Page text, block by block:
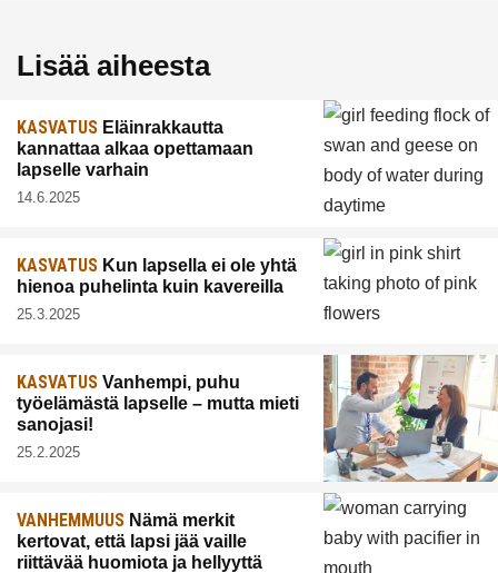
Lisää aiheesta
KASVATUS Eläinrakkautta
kannattaa alkaa opettamaan
lapselle varhain
14.6.2025
KASVATUS Kun lapsella ei ole yhtä
hienoa puhelinta kuin kavereilla
25.3.2025
KASVATUS Vanhempi, puhu
työelämästä lapselle – mutta mieti
sanojasi!
25.2.2025
VANHEMMUUS Nämä merkit
kertovat, että lapsi jää vaille
riittävää huomiota ja hellyyttä